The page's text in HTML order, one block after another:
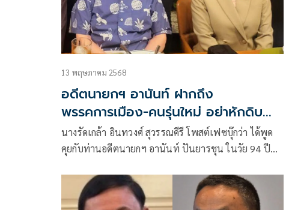
13 พฤษภาคม 2568
อดีตนายกฯ อานันท์ ฝากถึง
พรรคการเมือง-คนรุ่นใหม่ อย่าหักดิบ
ความเชื่อของสังคม
นางรัดเกล้า อินทวงศ์ สุวรรณคีรี โพสต์เฟซบุ๊กว่า ได้พูด
คุยกับท่านอดีตนายกฯ อานันท์ ปันยารชุน ในวัย 94 ปี
น่าทึ่ง ท่านยังฝากความคิดถึงถึงคุณพ่อไตรรงค์อีกด้วย
เพราะจริง ๆ